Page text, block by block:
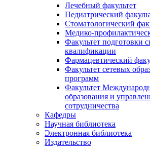
Лечебный факультет
Педиатрический
Стоматологический
Медико-
Факультет подготовки
квалификации
Фармацевтический
Факультет сетевых
программ
Факультет
образования и
сотрудничества
Кафедры
Научная библиотека
Электронная библиотека
Издательство